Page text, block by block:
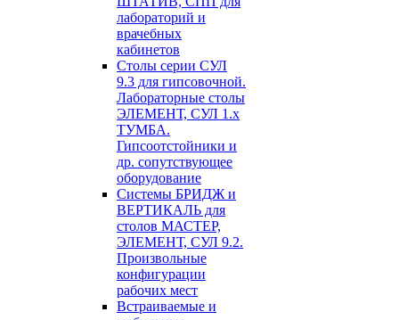
лабораторий и
врачебных
кабинетов
Столы серии СУЛ
9.3 для гипсовочной.
Лабораторные столы
ЭЛЕМЕНТ, СУЛ 1.х
ТУМБА.
Гипсоотстойники и
др. сопутствующее
оборудование
Системы БРИДЖ и
ВЕРТИКАЛЬ для
столов МАСТЕР,
ЭЛЕМЕНТ, СУЛ 9.2.
Произвольные
конфигурации
рабочих мест
Встраиваемые и